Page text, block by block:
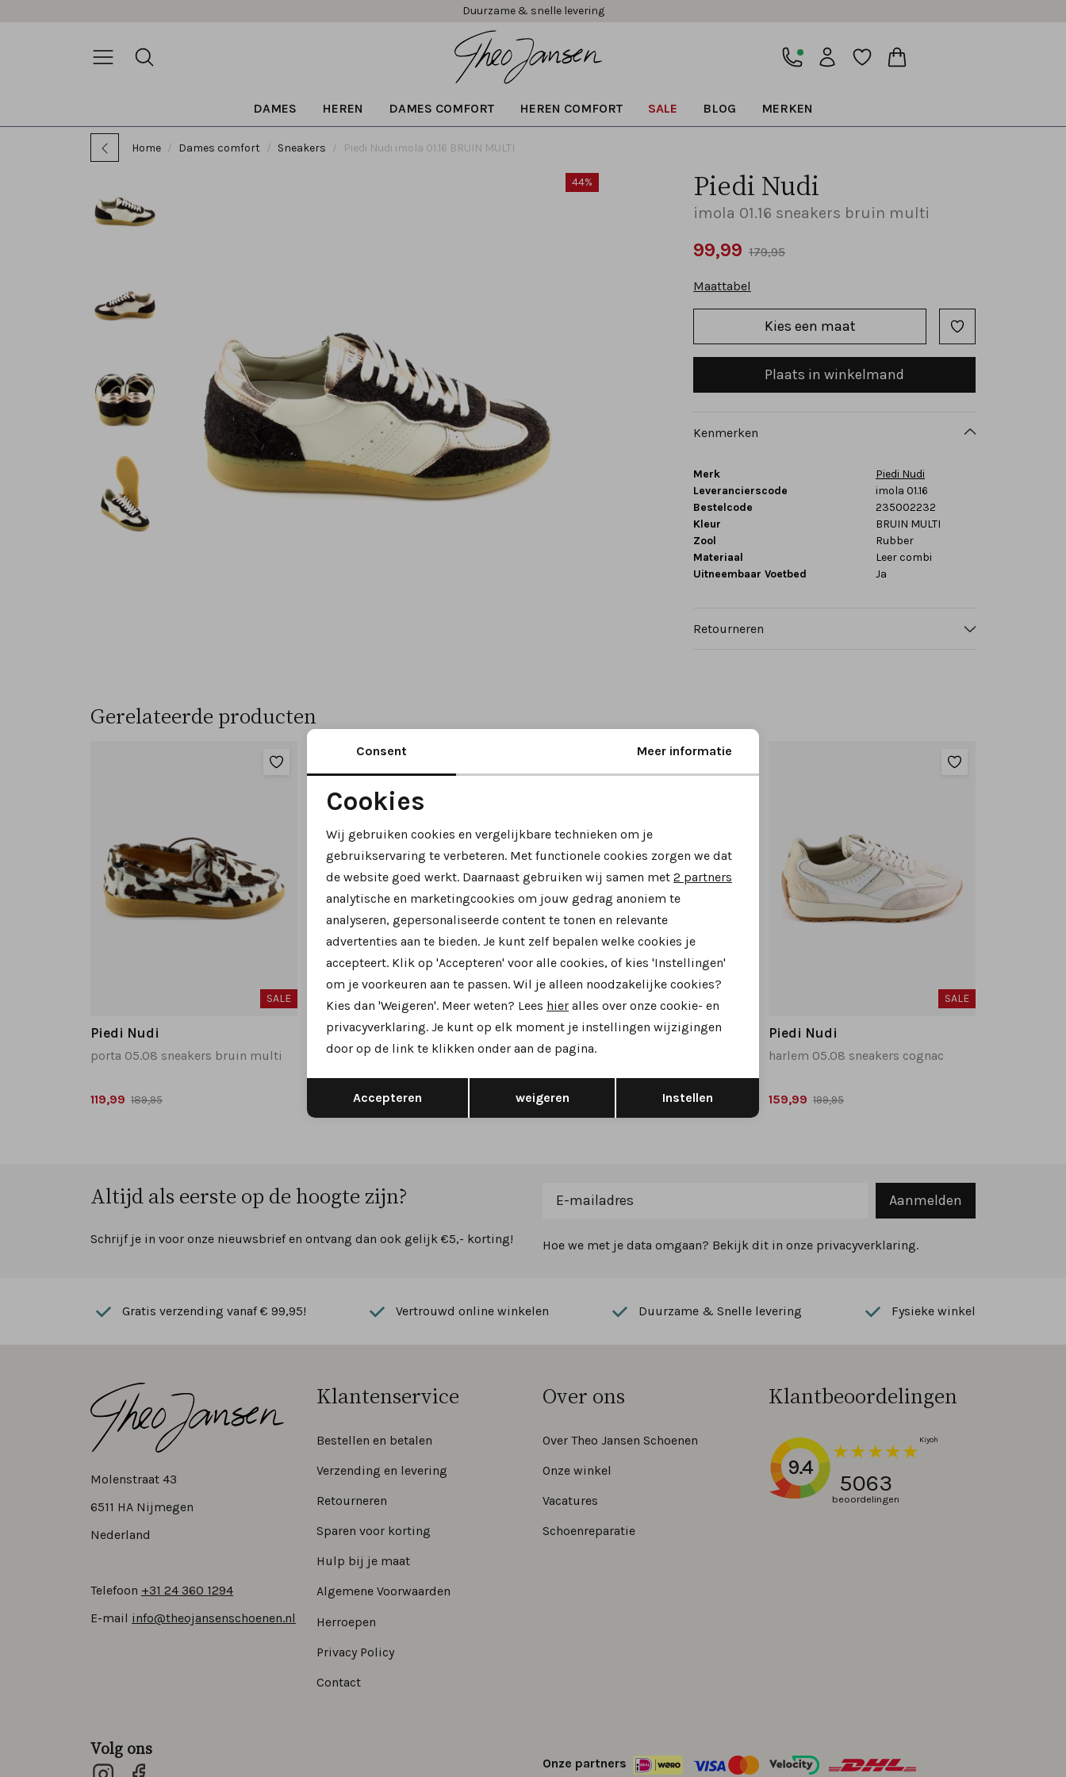
Duurzame & snelle levering
DAMES HEREN DAMES COMFORT HEREN COMFORT SALE BLOG MERKEN
Home Dames comfort Sneakers Piedi Nudi imola 01.16 BRUIN MULTI
44% Piedi Nudi
imola 01.16 sneakers bruin multi
99,99 179,95
Maattabel
Kies een maat
Plaats in winkelmand
Kenmerken
Merk
Piedi Nudi
Leverancierscode
imola 01.16
Bestelcode
235002232
Kleur
BRUIN MULTI
Zool
Rubber
Materiaal
Leer combi
Uitneembaar Voetbed
Ja
Retourneren
Gerelateerde producten
SALE
Piedi Nudi
porta 05.08 sneakers bruin multi
119,99 189,95
Piedi Nudi
porta 05.03 sneakers beige
129,99 159,95
Piedi Nudi
imola 01.23 sneakers beige
99,99
SALE
Piedi Nudi
harlem 05.08 sneakers cognac
159,99 199,95
Altijd als eerste op de hoogte zijn?
Schrijf je in voor onze nieuwsbrief en ontvang dan ook gelijk €5,- korting!
Aanmelden
Hoe we met je data omgaan? Bekijk dit in onze privacyverklaring.
Gratis verzending vanaf € 99,95! Vertrouwd online winkelen Duurzame & Snelle levering Fysieke winkel
Molenstraat 43
6511 HA Nijmegen
Nederland
Telefoon +31 24 360 1294
E-mail info@theojansenschoenen.nl
Klantenservice
Bestellen en betalen
Verzending en levering
Retourneren
Sparen voor korting
Hulp bij je maat
Algemene Voorwaarden
Herroepen
Privacy Policy
Contact
Over ons
Over Theo Jansen Schoenen
Onze winkel
Vacatures
Schoenreparatie
Klantbeoordelingen
9.4
5063
beoordelingen
Volg ons
Onze partners
Noodzakelijke cookies
Analytische cookies Marketing cookies
Terug Opslaan
Consent Meer informatie
Cookies
Wij gebruiken cookies en vergelijkbare technieken om je
gebruikservaring te verbeteren. Met functionele cookies zorgen we dat
de website goed werkt. Daarnaast gebruiken wij samen met 2 partners
analytische en marketingcookies om jouw gedrag anoniem te
analyseren, gepersonaliseerde content te tonen en relevante
advertenties aan te bieden. Je kunt zelf bepalen welke cookies je
accepteert. Klik op 'Accepteren' voor alle cookies, of kies 'Instellingen'
om je voorkeuren aan te passen. Wil je alleen noodzakelijke cookies?
Kies dan 'Weigeren'. Meer weten? Lees hier alles over onze cookie- en
privacyverklaring. Je kunt op elk moment je instellingen wijzigingen
door op de link te klikken onder aan de pagina.
Accepteren weigeren Instellen